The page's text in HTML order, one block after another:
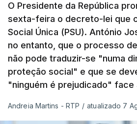
O Presidente da República
sexta-feira o decreto-lei que
Social Única (PSU). António
no entanto, que o processo
não pode traduzir-se "numa
proteção social" e que se
"ninguém é prejudicado" face
Andreia Martins - RTP / atualizado 7